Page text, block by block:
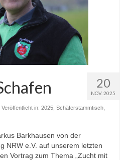
20
NOV. 2025
Veröffentlicht in: 2025 Schäferstammtisch
Barkhausen von der
NRW e.V. auf unserem letzten
Vortrag zum Thema „Zucht mit